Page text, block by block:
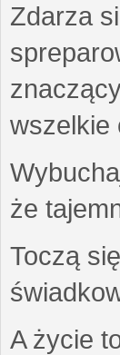
Zdarza
wszelkie
że
Toczą
A życie